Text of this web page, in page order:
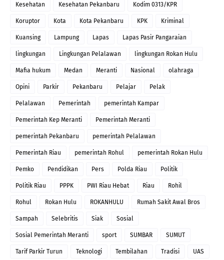
Kesehatan Kesehatan Pekanbaru Kodim 0313/KPR
Koruptor Kota Kota Pekanbaru KPK Kriminal
Kuansing Lampung Lapas Lapas Pasir Pangaraian
lingkungan Lingkungan Pelalawan lingkungan Rokan Hulu
Mafia hukum Medan Meranti Nasional olahraga
Opini Parkir Pekanbaru Pelajar Pelak
Pelalawan Pemerintah pemerintah Kampar
Pemerintah Kep Meranti Pemerintah Meranti
pemerintah Pekanbaru pemerintah Pelalawan
Pemerintah Riau pemerintah Rohul pemerintah Rokan Hulu
Pemko Pendidikan Pers Polda Riau Politik
Politik Riau PPPK PWI Riau Hebat Riau Rohil
Rohul Rokan Hulu ROKANHULU Rumah Sakit Awal Bros
Sampah Selebritis Siak Sosial
Sosial Pemerintah Meranti sport SUMBAR SUMUT
Tarif Parkir Turun Teknologi Tembilahan Tradisi UAS